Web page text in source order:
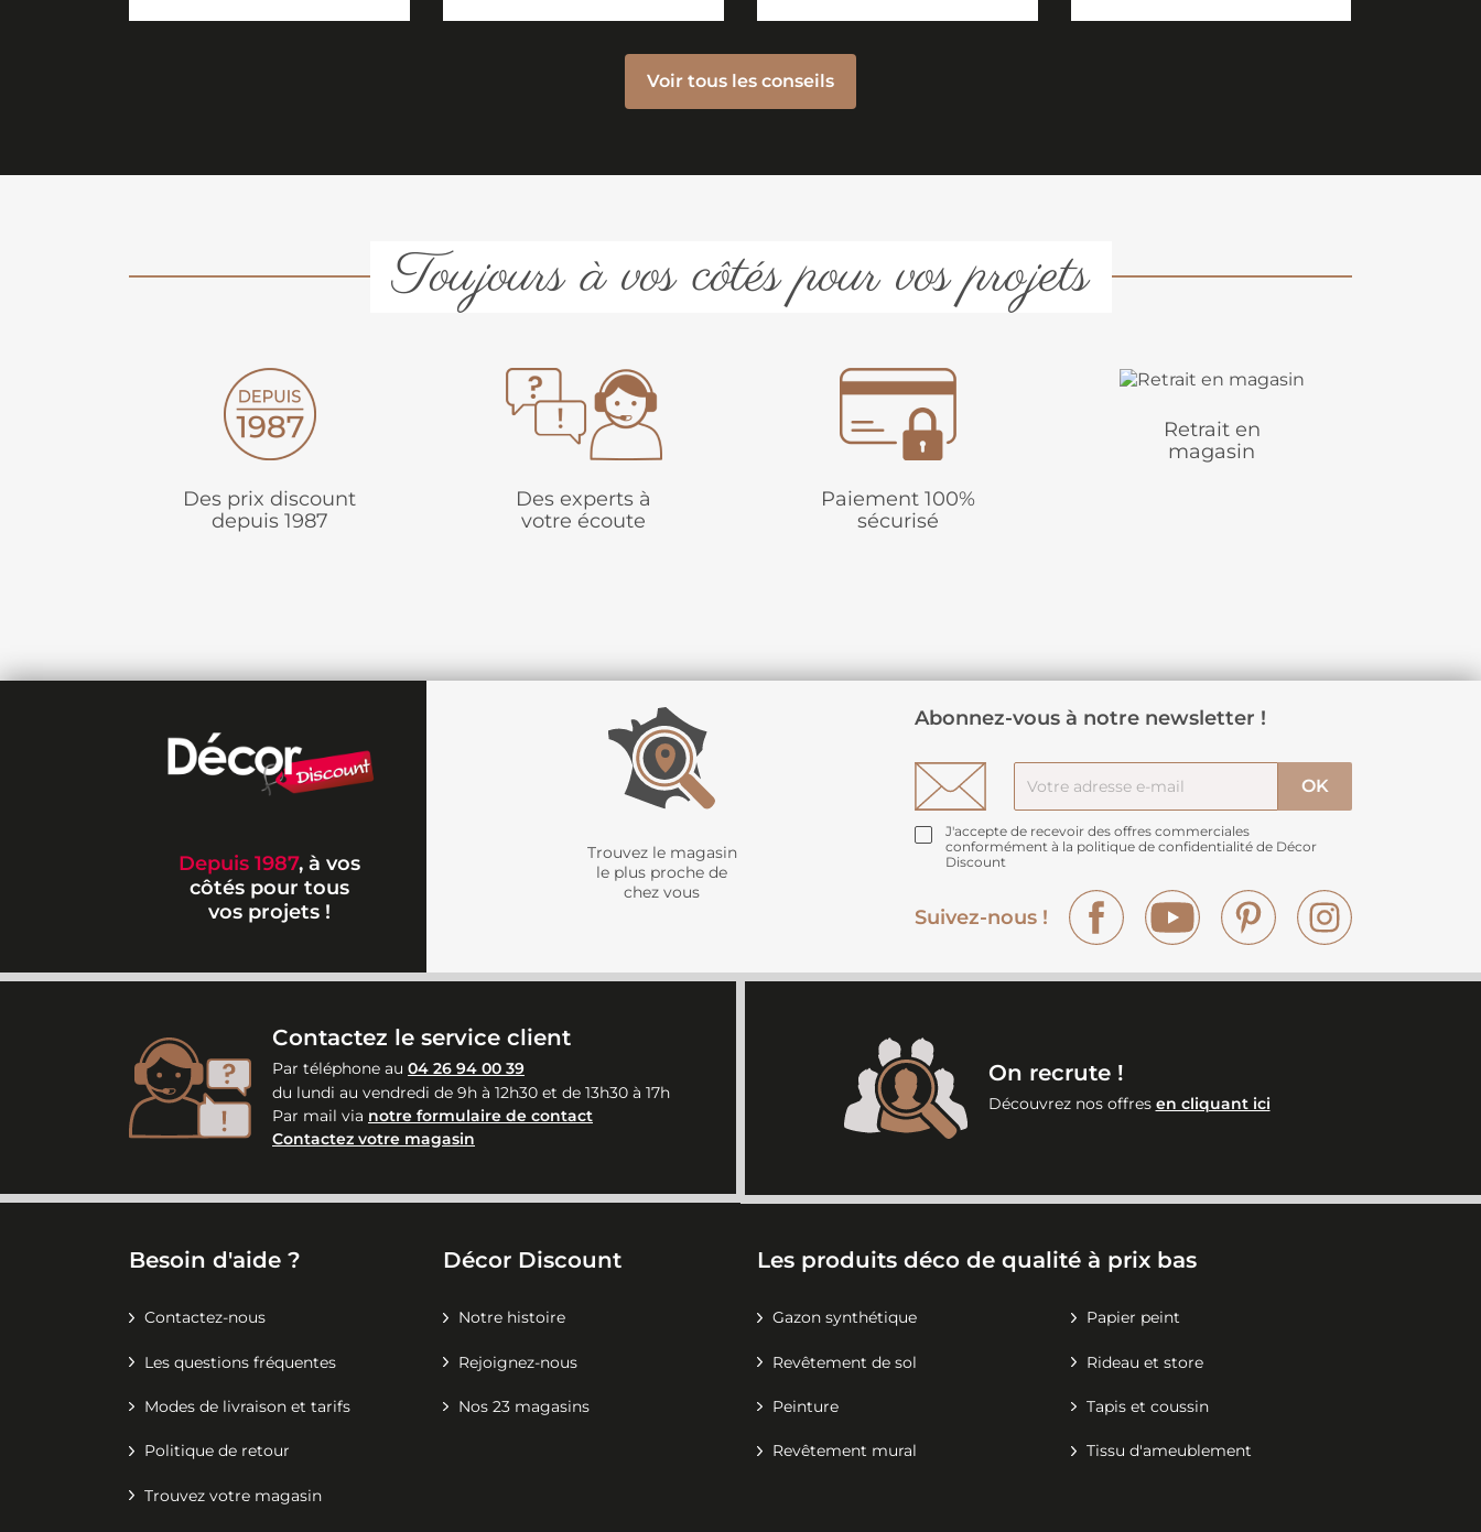
Voir tous les conseils
Toujours à vos côtés pour vos projets
Des prix discount
depuis 1987
Des experts à
votre écoute
Paiement 100%
sécurisé
Retrait en
magasin
Depuis 1987, à vos
côtés pour tous
vos projets !
Trouvez le magasin
le plus proche de
chez vous
Abonnez-vous à notre newsletter !
J'accepte de recevoir des offres commerciales
conformément à la politique de confidentialité de Décor
Discount
Suivez-nous !
Facebook YouTube Pinterest
Contactez le service client
Par téléphone au 04 26 94 00 39
du lundi au vendredi de 9h à 12h30 et de 13h30 à 17h
Par mail via notre formulaire de contact
Contactez votre magasin
On recrute !
Découvrez nos offres en cliquant ici
Besoin d'aide ?
Contactez-nous
Les questions fréquentes
Modes de livraison et tarifs
Politique de retour
Trouvez votre magasin
Décor Discount
Notre histoire
Rejoignez-nous
Nos 23 magasins
Les produits déco de qualité à prix bas
Gazon synthétique Papier peint
Revêtement de sol Rideau et store
Peinture Tapis et coussin
Revêtement mural Tissu d'ameublement